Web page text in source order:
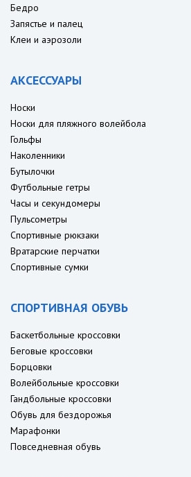
Бедро
Запястье и палец
Клеи и аэрозоли
АКСЕССУАРЫ
Носки
Носки для пляжного волейбола
Гольфы
Наколенники
Бутылочки
Футбольные гетры
Часы и секундомеры
Пульсометры
Спортивные рюкзаки
Вратарские перчатки
Спортивные сумки
СПОРТИВНАЯ ОБУВЬ
Баскетбольные кроссовки
Беговые кроссовки
Борцовки
Волейбольные кроссовки
Гандбольные кроссовки
Обувь для бездорожья
Марафонки
Повседневная обувь